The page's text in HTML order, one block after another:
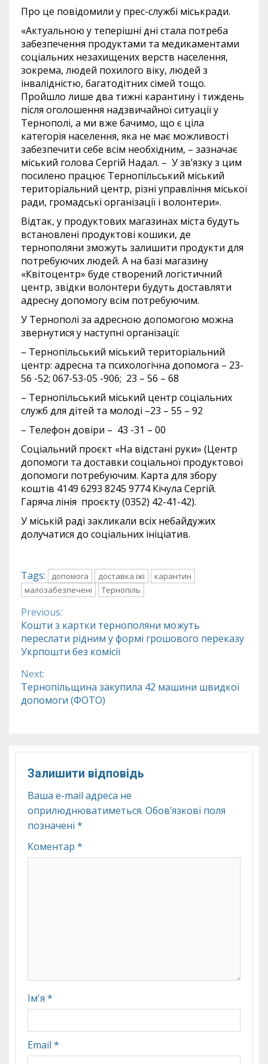
Про це повідомили у прес-службі міськради.
«Актуальною у теперішні дні стала потреба
забезпечення продуктами та медикаментами
соціальних незахищених верств населення,
зокрема, людей похилого віку, людей з
інвалідністю, багатодітних сімей тощо.
Пройшло лише два тижні карантину і тиждень
після оголошення надзвичайної ситуації у
Тернополі, а ми вже бачимо, що є ціла
категорія населення, яка не має можливості
забезпечити себе всім необхідним, – зазначає
міський голова Сергій Надал. – У зв’язку з цим
посилено працює Тернопільський міський
територіальний центр, різні управління міської
ради, громадські організації і волонтери».
Відтак, у продуктових магазинах міста будуть
встановлені продуктові кошики, де
тернополяни зможуть залишити продукти для
потребуючих людей. А на базі магазину
«Квітоцентр» буде створений логістичний
центр, звідки волонтери будуть доставляти
адресну допомогу всім потребуючим.
У Тернополі за адресною допомогою можна
звернутися у наступні організації:
– Тернопільський міський територіальний
центр: адресна та психологічна допомога – 23-
56 -52; 067-53-05 -906; 23 – 56 – 68
– Тернопільський міський центр соціальних
служб для дітей та молоді –23 – 55 – 92
– Телефон довіри – 43 -31 – 00
Соціальний проєкт «На відстані руки» (Центр
допомоги та доставки соціальної продуктової
допомоги потребуючим. Карта для збору
коштів 4149 6293 8245 9774 Кічула Сергій.
Гаряча лінія проєкту (0352) 42-41-42).
У міській раді закликали всіх небайдужих
долучатися до соціальних ініціатив.
Tags: допомога доставка їжі
карантин
малозабезпечені
Тернопіль
Continue
Reading
Previous:
Кошти з картки тернополяни можуть
переслати рідним у формі грошового переказу
Укрпошти без комісії
Next:
Тернопільщина закупила 42 машини швидкої
допомоги (ФОТО)
Залишити відповідь
Ваша e-mail адреса не
оприлюднюватиметься. Обов’язкові поля
позначені *
Коментар *
Ім'я *
Email *